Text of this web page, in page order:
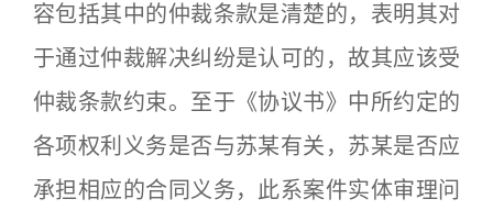
容包括其中的仲裁条款是清楚的，表明其对
于通过仲裁解决纠纷是认可的，故其应该受
仲裁条款约束。至于《协议书》中所约定的
各项权利义务是否与苏某有关，苏某是否应
承担相应的合同义务，此系案件实体审理问